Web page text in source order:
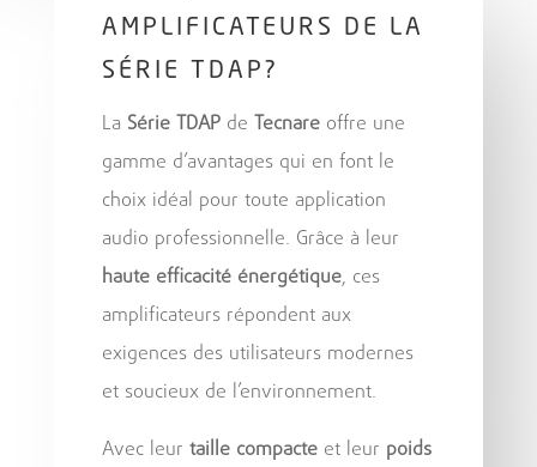
AMPLIFICATEURS DE LA
SÉRIE TDAP?
La Série TDAPde Tecnareoffre une
gamme d’avantages qui en font le
choix idéal pour toute application
audio professionnelle. Grâce à leur
haute efficacité énergétique, ces
amplificateurs répondent aux
exigences des utilisateurs modernes
et soucieux de l’environnement.
Avec leur taille compacteet leur poids